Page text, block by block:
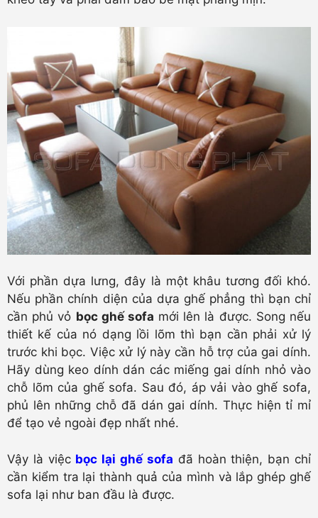
Với phần dựa lưng, đây là một khâu tương đối khó.
Nếu phần chính diện của dựa ghế phẳng thì bạn chỉ
cần phủ vỏ bọc ghế sofa mới lên là được. Song nếu
thiết kế của nó dạng lồi lõm thì bạn cần phải xử lý
trước khi bọc. Việc xử lý này cần hỗ trợ của gai dính.
Hãy dùng keo dính dán các miếng gai dính nhỏ vào
chỗ lõm của ghế sofa. Sau đó, áp vải vào ghế sofa,
phủ lên những chỗ đã dán gai dính. Thực hiện tỉ mỉ
để tạo vẻ ngoài đẹp nhất nhé.
Vậy là việc bọc lại ghế sofa đã hoàn thiện, bạn chỉ
cần kiểm tra lại thành quả của mình và lắp ghép ghế
sofa lại như ban đầu là được.